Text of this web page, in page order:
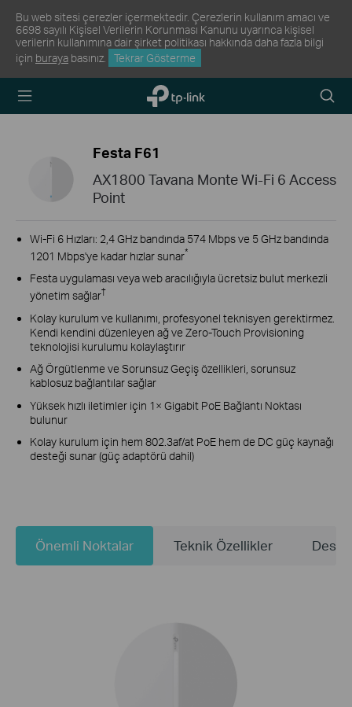
Bu web sitesi çerezler içermektedir. Çerezlerin kullanım amacı ve
6698 sayılı Kişisel Verilerin Korunması Kanunu uyarınca kişisel
verilerin kullanımına dair şirket politikası hakkında daha fazla bilgi
için buraya basınız. Tekrar Gösterme
TP-Link,
Reliably
Arama
Festa F61
AX1800 Tavana Monte Wi-Fi 6 Access
Point
Wi-Fi 6 Hızları: 2,4 GHz bandında 574 Mbps ve 5 GHz bandında
1201 Mbps'ye kadar hızlar sunar*
Festa uygulaması veya web aracılığıyla ücretsiz bulut merkezli
yönetim sağlar†
Kolay kurulum ve kullanımı, profesyonel teknisyen gerektirmez.
Kendi kendini düzenleyen ağ ve Zero-Touch Provisioning
teknolojisi kurulumu kolaylaştırır
Ağ Örgütlenme ve Sorunsuz Geçiş özellikleri, sorunsuz
kablosuz bağlantılar sağlar
Yüksek hızlı iletimler için 1× Gigabit PoE Bağlantı Noktası
bulunur
Kolay kurulum için hem 802.3af/at PoE hem de DC güç kaynağı
desteği sunar (güç adaptörü dahil)
Önemli Noktalar Teknik Özellikler